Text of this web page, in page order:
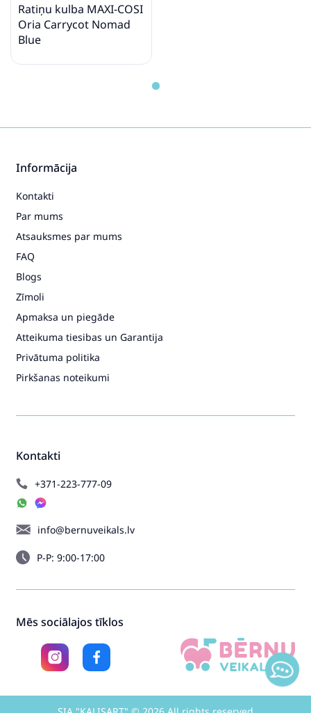
Ratiņu kulba MAXI-COSI
Oria Carrycot Nomad
Blue
Kontakti
+371-223-777-09
info@bernuveikals.lv
P-P: 9:00-17:00
Informācija
Kontakti
Par mums
Atsauksmes par mums
FAQ
Blogs
Zīmoli
Apmaksa un piegāde
Atteikuma tiesibas un Garantija
Privātuma politika
Pirkšanas noteikumi
Mēs sociālajos tīklos